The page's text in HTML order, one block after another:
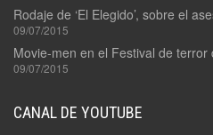
Rodaje de ‘El Elegido’, sobre el
09/07/2015
Movie-men en el Festival de terror
09/07/2015
CANAL DE YOUTUBE